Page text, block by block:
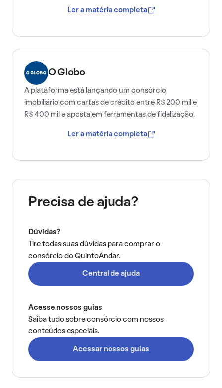
Ler a matéria completa
O Globo
A plataforma está lançando um consórcio
imobiliário com cartas de crédito entre R$ 200 mil e
R$ 400 mil e aposta em ferramentas de fidelização.
Ler a matéria completa
Precisa de ajuda?
Dúvidas?
Tire todas suas dúvidas para comprar o
consórcio do QuintoAndar.
Central de ajuda
Acesse nossos guias
Saiba tudo sobre consórcio com nossos
conteúdos especiais.
Acessar nossos guias